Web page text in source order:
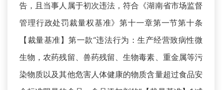
告，且当事人属于初次违法，符合《湖南省市场监督
管理行政处罚裁量权基准》第十一章第一节第十条
【裁量基准】第一款“违法行为：生产经营致病性微
生物，农药残留、兽药残留、生物毒素、重金属等污
染物质以及其他危害人体健康的物质含量超过食品安